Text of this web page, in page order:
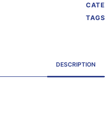
DESCRIPTION